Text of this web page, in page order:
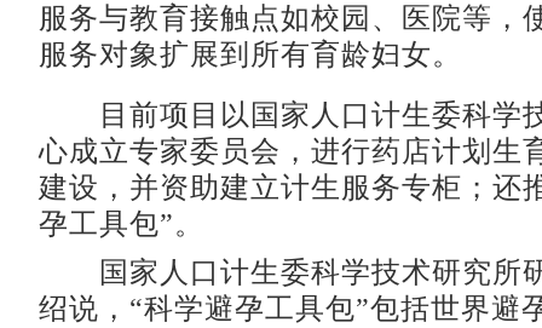
服务与教育接触点如校园、医院等，
服务对象扩展到所有育龄妇女。
目前项目以国家人口计生委科学
心成立专家委员会，进行药店计划生
建设，并资助建立计生服务专柜；还
孕工具包”。
国家人口计生委科学技术研究所
绍说，“科学避孕工具包”包括世界避